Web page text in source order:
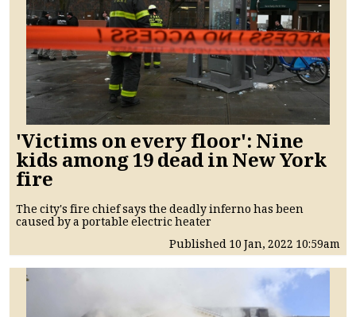
'Victims on every floor': Nine
kids among 19 dead in New York
fire
The city's fire chief says the deadly inferno has been
caused by a portable electric heater
Published10 Jan, 2022 10:59am